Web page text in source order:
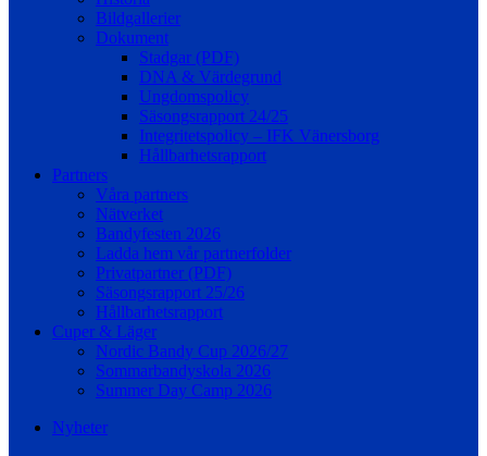
Bildgallerier
Dokument
Stadgar (PDF)
DNA & Värdegrund
Ungdomspolicy
Säsongsrapport 24/25
Integritetspolicy – IFK Vänersborg
Hållbarhetsrapport
Partners
Våra partners
Nätverket
Bandyfesten 2026
Ladda hem vår partnerfolder
Privatpartner (PDF)
Säsongsrapport 25/26
Hållbarhetsrapport
Cuper & Läger
Nordic Bandy Cup 2026/27
Sommarbandyskola 2026
Summer Day Camp 2026
Nyheter